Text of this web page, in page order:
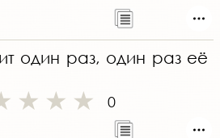
один раз, один раз её
0